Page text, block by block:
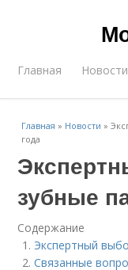
Главная Новости
Главная » Новости »
года
зубные
Содержание
Экспертный
Связанные